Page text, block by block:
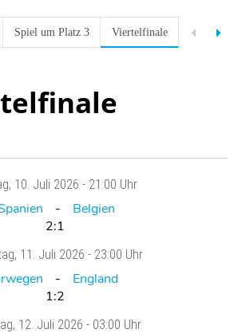
Spiel um Platz 3 Viertelfinale
, 10. Juli 2026 - 21:00 Uhr
Belgien
2:1
, 11. Juli 2026 - 23:00 Uhr
England
1:2
, 12. Juli 2026 - 03:00 Uhr